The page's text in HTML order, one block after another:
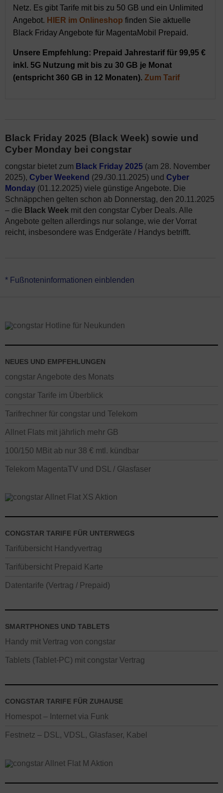
Netz. Es gibt Tarife mit bis zu 50 GB und ein Unlimited
Angebot. HIER im Onlineshop finden Sie aktuelle
Black Friday Angebote für MagentaMobil Prepaid.
Unsere Empfehlung: Prepaid Jahrestarif für 99,95 €
inkl. 5G Nutzung mit bis zu 30 GB je Monat
(entspricht 360 GB in 12 Monaten). Zum Tarif
Black Friday 2025 (Black Week) sowie und
Cyber Monday bei congstar
congstar bietet zum Black Friday 2025 (am 28. November
2025), Cyber Weekend (29./30.11.2025) und Cyber
Monday (01.12.2025) viele günstige Angebote. Die
Schnäppchen gelten schon ab Donnerstag, den 20.11.2025
– die Black Week mit den congstar Cyber Deals. Alle
Angebote gelten allerdings nur solange, wie der Vorrat
reicht, insbesondere was Endgeräte / Handys betrifft.
*Alle congstar Black Friday 2025 Angebote bzw. congstar Cyber
Datenvolumen zu nutzen (Verdopplung), muss dieses einmal
monatlich aktiviert werden – dies ist bei Erreichen von 80% oder
Angaben im Onlineshop beim Bestellen oder die Infos an unserer
unabhängigen Hotline.
* Fußnoteninformationen einblenden
NEUES UND EMPFEHLUNGEN
congstar Angebote des Monats
congstar Tarife im Überblick
Tarifrechner für congstar und Telekom
Allnet Flats mit jährlich mehr GB
100/150 MBit ab nur 38 € mtl. kündbar
Telekom MagentaTV und DSL / Glasfaser
CONGSTAR TARIFE FÜR UNTERWEGS
Tarifübersicht Handyvertrag
Tarifübersicht Prepaid Karte
Datentarife (Vertrag / Prepaid)
SMARTPHONES UND TABLETS
Handy mit Vertrag von congstar
Tablets (Tablet-PC) mit congstar Vertrag
CONGSTAR TARIFE FÜR ZUHAUSE
Homespot – Internet via Funk
Festnetz – DSL, VDSL, Glasfaser, Kabel